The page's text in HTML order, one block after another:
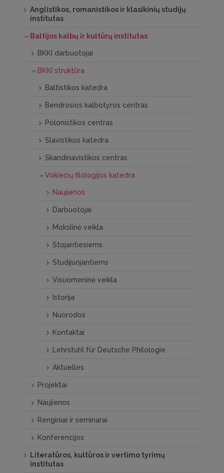
Anglistikos, romanistikos ir klasikinių studijų
institutas
Baltijos kalbų ir kultūrų institutas
BKKI darbuotojai
BKKI struktūra
Baltistikos katedra
Bendrosios kalbotyros centras
Polonistikos centras
Slavistikos katedra
Skandinavistikos centras
Vokiečių filologijos katedra
Naujienos
Darbuotojai
Mokslinė veikla
Stojantiesiems
Studijuojantiems
Visuomeninė veikla
Istorija
Nuorodos
Kontaktai
Lehrstuhl für Deutsche Philologie
Aktuelles
Projektai
Naujienos
Renginiai ir seminarai
Konferencijos
Literatūros, kultūros ir vertimo tyrimų
institutas